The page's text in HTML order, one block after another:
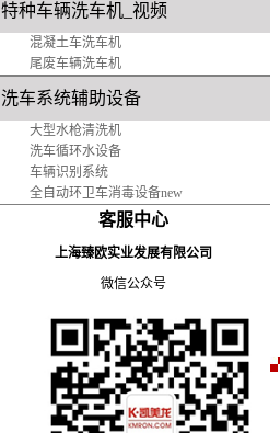
特种车辆洗车机_视频
混凝土车洗车机
尾废车辆洗车机
洗车系统辅助设备
大型水枪清洗机
洗车循环水设备
车辆识别系统
全自动环卫车消毒设备new
客服中心
上海臻欧实业发展有限公司
微信公众号